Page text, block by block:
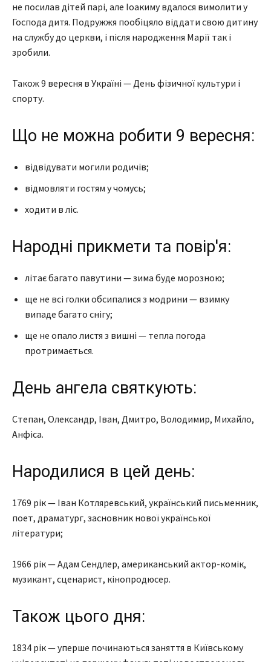
не посилав дітей парі, але Іоакиму вдалося вимолити у
Господа дитя. Подружжя пообіцяло віддати свою дитину
на службу до церкви, і після народження Марії так і
зробили.
Також 9 вересня в Україні — День фізичної культури і
спорту.
Що не можна робити 9 вересня:
відвідувати могили родичів;
відмовляти гостям у чомусь;
ходити в ліс.
Народні прикмети та повір'я:
літає багато павутини — зима буде морозною;
ще не всі голки обсипалися з модрини — взимку
випаде багато снігу;
ще не опало листя з вишні — тепла погода
протримається.
День ангела святкують:
Степан, Олександр, Іван, Дмитро, Володимир, Михайло,
Анфіса.
Народилися в цей день:
1769 рік — Іван Котляревський, український письменник,
поет, драматург, засновник нової української
літератури;
1966 рік — Адам Сендлер, американський актор-комік,
музикант, сценарист, кінопродюсер.
Також цього дня:
1834 рік — уперше починаються заняття в Київському